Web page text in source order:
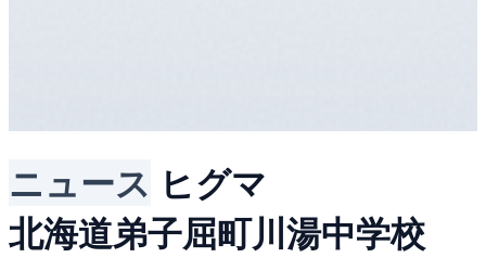
ニュース ヒグマ
北海道弟子屈町川湯中学校